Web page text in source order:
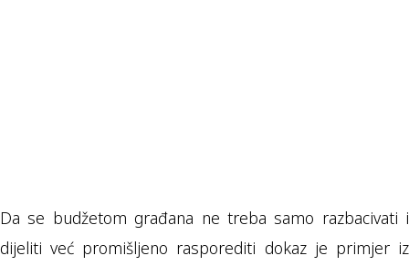
Da se budžetom građana ne treba samo razbacivati i
dijeliti već promišljeno rasporediti dokaz je primjer iz